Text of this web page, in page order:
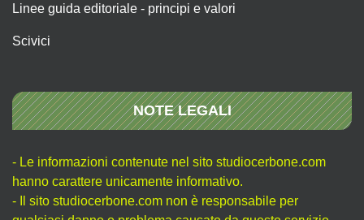
Linee guida editoriale - principi e valori
Scivici
NOTE LEGALI
- Le informazioni contenute nel sito studiocerbone.com
hanno carattere unicamente informativo.
- Il sito studiocerbone.com non è responsabile per